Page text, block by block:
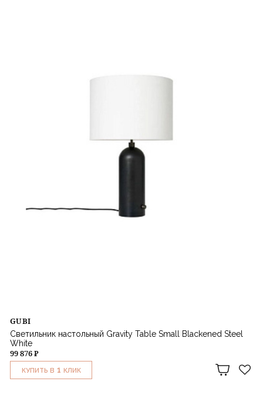
GUBI
Светильник настольный Gravity Table Small Blackened Steel
White
99 876 ₽
КУПИТЬ В 1 КЛИК